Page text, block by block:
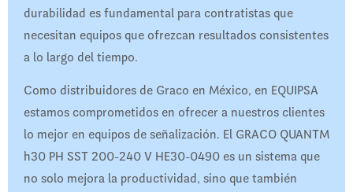
durabilidad es fundamental para contratistas que
necesitan equipos que ofrezcan resultados consistentes
a lo largo del tiempo.
Como distribuidores de Graco en México, en EQUIPSA
estamos comprometidos en ofrecer a nuestros clientes
lo mejor en equipos de señalización. El GRACO QUANTM
h30 PH SST 200-240 V HE30-0490 es un sistema que
no solo mejora la productividad, sino que también